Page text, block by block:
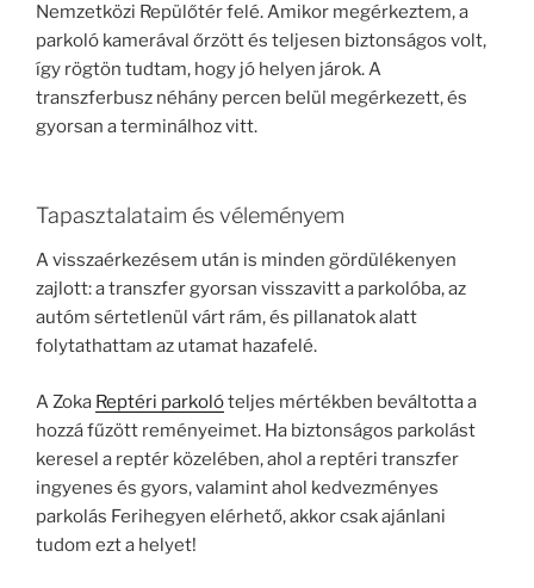
Nemzetközi Repülőtér felé. Amikor megérkeztem, a
parkoló kamerával őrzött és teljesen biztonságos volt,
így rögtön tudtam, hogy jó helyen járok. A
transzferbusz néhány percen belül megérkezett, és
gyorsan a terminálhoz vitt.
Tapasztalataim és véleményem
A visszaérkezésem után is minden gördülékenyen
zajlott: a transzfer gyorsan visszavitt a parkolóba, az
autóm sértetlenül várt rám, és pillanatok alatt
folytathattam az utamat hazafelé.
A Zoka Reptéri parkolóteljes mértékben beváltotta a
hozzá fűzött reményeimet. Ha biztonságos parkolást
keresel a reptér közelében, ahol a reptéri transzfer
ingyenes és gyors, valamint ahol kedvezményes
parkolás Ferihegyen elérhető, akkor csak ajánlani
tudom ezt a helyet!